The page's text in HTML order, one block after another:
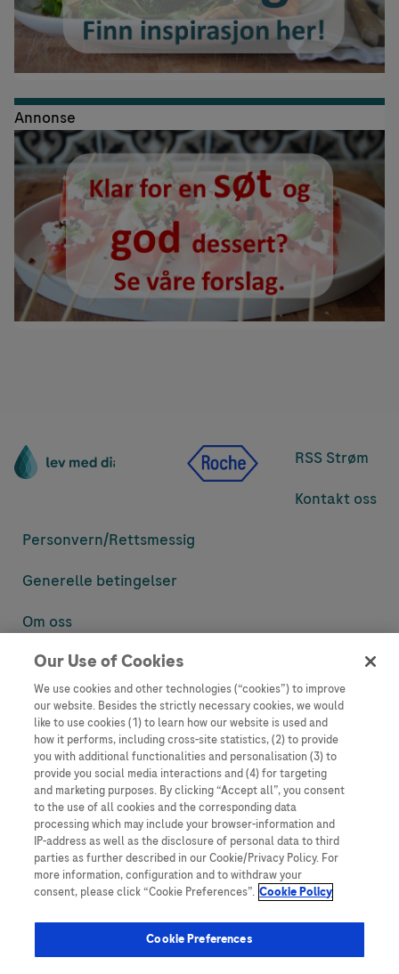
Annonse
RSS Strøm
Kontakt oss
Personvern/Rettsmessig
Generelle betingelser
Om oss
Denne nettsiden inneholder informasjon som er målsatt til en stor
informasjon som ellers ikke er tilgjengelig eller gyldig i ditt land.
Vennligst vær oppmerksom på at vi ikke tar noe ansvar for tilgang til
informasjon som muligens ikke er i samsvar med noen gyldig juridisk
prosess, regulering, registrering eller bruk i bostedslandet ditt.
Roche har ikke alltid mulighet til å kvalitetssikre andres innlegg, men
vil fjerne villedende eller upassende innlegg så langt det lar seg gjøre.
Vi har ikke ansvar for innhold på eksterne nettsider som det lenkes til.
Kopiering av materiale fra dette nettstedet for bruk annet sted er ikke
tillatt uten avtale. Nettstedet selger plass til annonsører, og slikt
innhold er merket.
Dette nettstedet er ikke beregnet for å rapportere bivirkninger eller
hendelse, se www.accu-chek.no.
© 2025, Roche. Alle rettigheter forbeholdt.
Our Use of Cookies
We use cookies and other technologies (“cookies”) to improve
our website. Besides the strictly necessary cookies, we would
like to use cookies (1) to learn how our website is used and
how it performs, including cross-site statistics, (2) to provide
you with additional functionalities and personalisation (3) to
provide you social media interactions and (4) for targeting
and marketing purposes. By clicking “Accept all”, you consent
to the use of all cookies and the corresponding data
processing which may include your browser-information and
IP-address as well as the disclosure of personal data to third
parties as further described in our Cookie/Privacy Policy. For
more information, configuration and to withdraw your
consent, please click “Cookie Preferences”. Cookie Policy
Cookie Preferences